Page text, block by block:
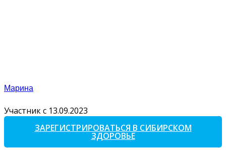
Марина
Участник с 13.09.2023
ЗАРЕГИСТРИРОВАТЬСЯ В СИБИРСКОМ
ЗДОРОВЬЕ